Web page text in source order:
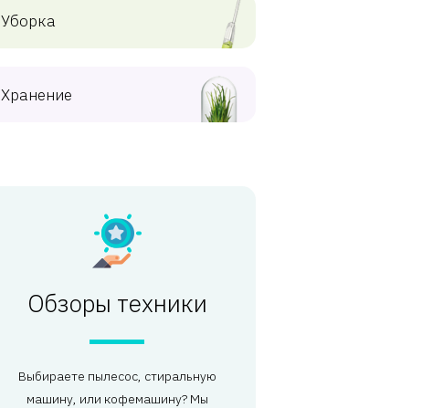
Уборка
Хранение
Обзоры техники
Выбираете пылесос, стиральную
машину, или кофемашину? Мы